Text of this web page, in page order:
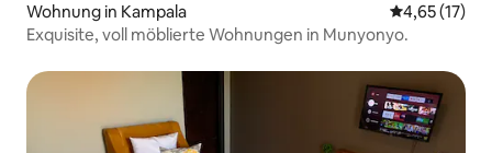
Wohnung in Kampala
4,65 (17)
Exquisite, voll möblierte Wohnungen in Munyonyo.